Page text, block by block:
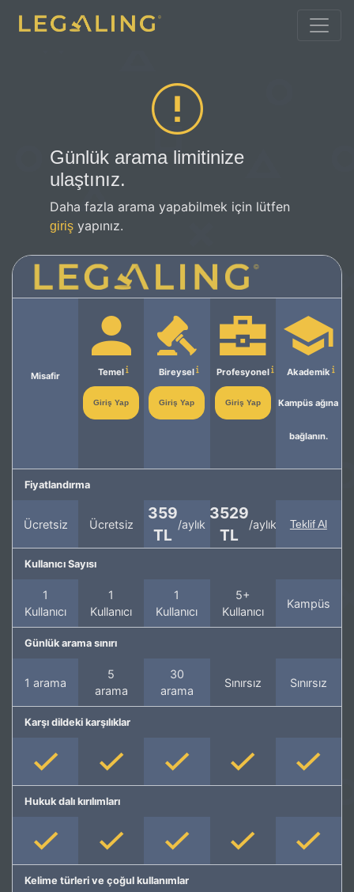
Günlük arama limitinize
ulaştınız.
Daha fazla arama yapabilmek için lütfen
giriş yapınız.
Misafir Temel
Giriş Yap
Bireysel
Giriş Yap
Profesyonel
Giriş Yap
Akademik
Kampüs ağına
bağlanın.
Fiyatlandırma
Ücretsiz Ücretsiz
359
TL
/aylık
3529
TL
/aylık Teklif Al
Kullanıcı Sayısı
1
Kullanıcı
1
Kullanıcı
1
Kullanıcı
5+
Kullanıcı
Kampüs
Günlük arama sınırı
1 arama
5
arama
30
arama
Sınırsız Sınırsız
Karşı dildeki karşılıklar
Hukuk dalı kırılımları
Kelime türleri ve çoğul kullanımlar